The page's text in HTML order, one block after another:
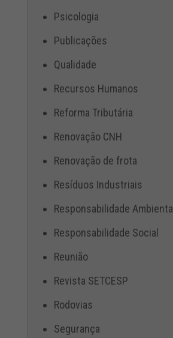
Psicologia
Publicações
Qualidade
Recursos Humanos
Reforma Tributária
Renovação CNH
Renovação de frota
Resíduos Industriais
Responsabilidade Ambiental
Responsabilidade Social
Reunião
Revista SETCESP
Rodovias
Segurança